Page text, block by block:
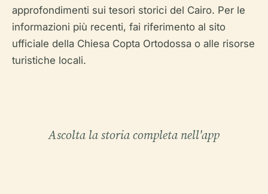
approfondimenti sui tesori storici del Cairo. Per le
informazioni più recenti, fai riferimento al sito
ufficiale della Chiesa Copta Ortodossa o alle risorse
turistiche locali.
Ascolta la storia completa nell'app